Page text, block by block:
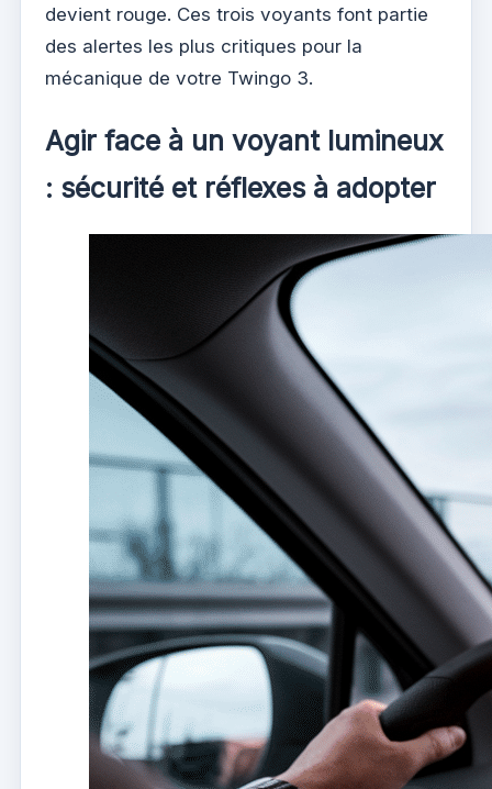
devient rouge. Ces trois voyants font partie
des alertes les plus critiques pour la
mécanique de votre Twingo 3.
Agir face à un voyant lumineux
: sécurité et réflexes à adopter